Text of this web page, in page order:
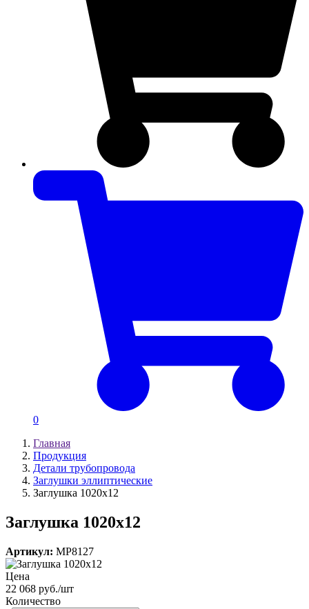
0
Главная
Продукция
Детали трубопровода
Заглушки эллиптические
Заглушка 1020х12
Заглушка 1020х12
Артикул: MP8127
Цена
22 068 руб./шт
Количество